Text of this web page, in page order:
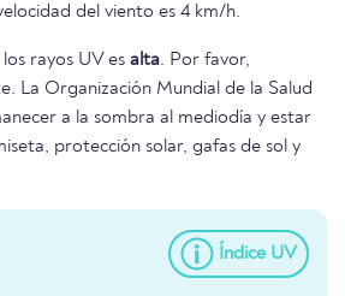
del viento es 4 km/h.
rayos UV es alta. Por favor,
La Organización Mundial de la Salud
a la sombra al mediodía y estar
protección solar, gafas de sol y
Índice UV